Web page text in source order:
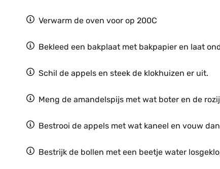
Verwarm de oven voor op 200C
Bekleed een bakplaat met bakpapier en laat
Schil de appels en steek de klokhuizen er uit.
Meng de amandelspijs met wat boter en de
Bestrooi de appels met wat kaneel en vouw
Bestrijk de bollen met een beetje water